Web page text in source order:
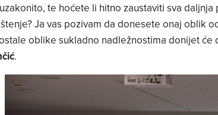
te hoćete li hitno zaustaviti sva
Ja vas pozivam da donesete onaj oblik
oblike sukladno nadležnostima donijet će
.